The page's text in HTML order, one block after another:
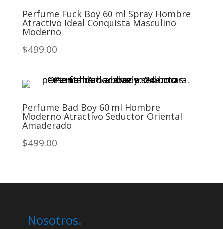
Perfume Fuck Boy 60 ml Spray Hombre
Atractivo Ideal Conquista Masculino
Moderno
$499.00
Perfume Bad Boy 60 ml Hombre
Moderno Atractivo Seductor Oriental
Amaderado
$499.00
Nosotros.